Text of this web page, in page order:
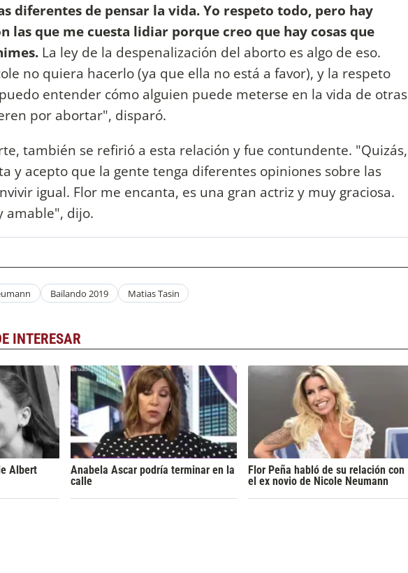
diferentes de pensar la vida. Yo respeto todo, pero hay
las que me cuesta lidiar porque creo que hay cosas que
La ley de la despenalización del aborto es algo de eso.
no quiera hacerlo (ya que ella no está a favor), y la respeto
entender cómo alguien puede meterse en la vida de otras
por abortar", disparó.
también se refirió a esta relación y fue contundente. "Quizás,
y acepto que la gente tenga diferentes opiniones sobre las
igual. Flor me encanta, es una gran actriz y muy graciosa.
amable", dijo.
Bailando 2019 Matias Tasin
INTERESAR
Albert
Anabela Ascar podría terminar en la
calle
Flor Peña habló de su relación con
el ex novio de Nicole Neumann